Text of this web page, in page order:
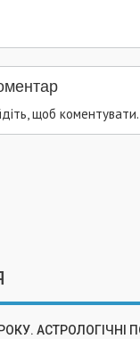
щоб коментувати.
АСТРОЛОГІЧНІ